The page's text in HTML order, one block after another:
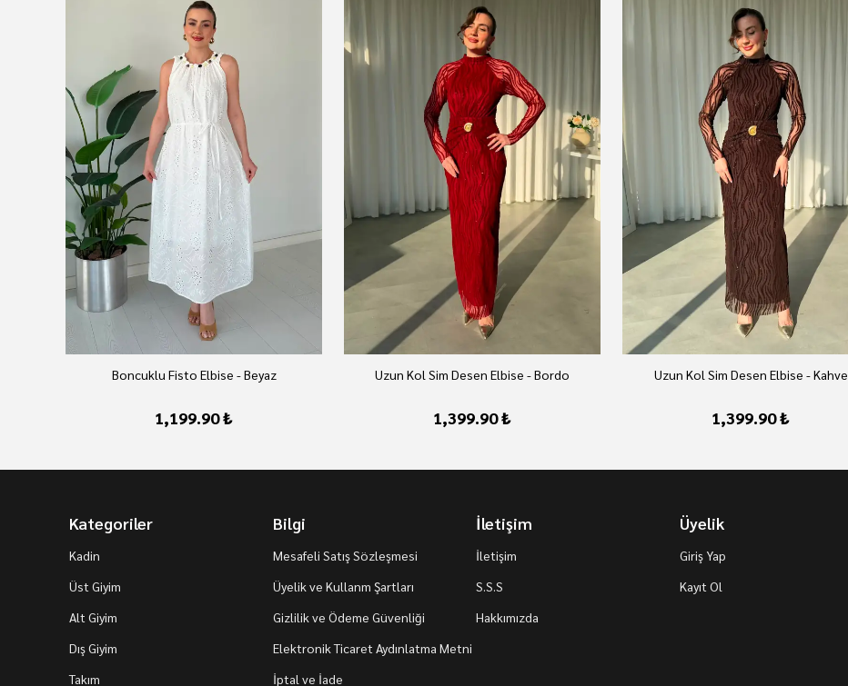
Boncuklu Fisto Elbise - Beyaz
1,199.90 ₺
Uzun Kol Sim Desen Elbise - Bordo
1,399.90 ₺
Uzun Kol Sim Desen Elbise - Kahve
1,399.90 ₺
Kategoriler
Kadin
Üst Giyim
Alt Giyim
Dış Giyim
Takım
Bilgi
Mesafeli Satış Sözleşmesi
Üyelik ve Kullanm Şartları
Gizlilik ve Ödeme Güvenliği
Elektronik Ticaret Aydınlatma Metni
İptal ve İade
İletişim
İletişim
S.S.S
Hakkımızda
Üyelik
Giriş Yap
Kayıt Ol